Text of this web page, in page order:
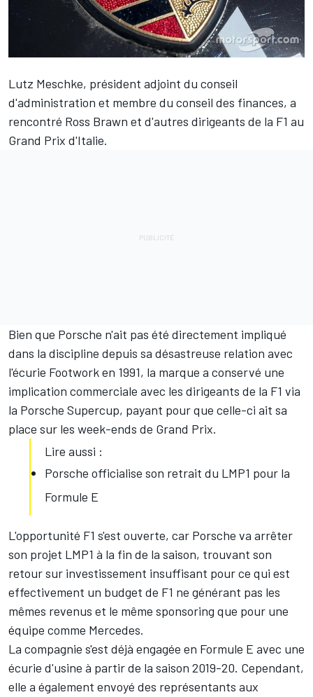
Lutz Meschke, président adjoint du conseil
d'administration et membre du conseil des finances, a
rencontré Ross Brawn et d'autres dirigeants de la F1 au
Grand Prix d'Italie.
Bien que Porsche n'ait pas été directement impliqué
dans la discipline depuis sa désastreuse relation avec
l'écurie Footwork en 1991, la marque a conservé une
implication commerciale avec les dirigeants de la F1 via
la Porsche Supercup, payant pour que celle-ci ait sa
place sur les week-ends de Grand Prix.
Lire aussi :
Porsche officialise son retrait du LMP1 pour la
Formule E
L'opportunité F1 s'est ouverte, car Porsche va arrêter
son projet LMP1 à la fin de la saison, trouvant son
retour sur investissement insuffisant pour ce qui est
effectivement un budget de F1 ne générant pas les
mêmes revenus et le même sponsoring que pour une
équipe comme Mercedes.
La compagnie s'est déjà engagée en Formule E avec une
écurie d'usine à partir de la saison 2019-20. Cependant,
elle a également envoyé des représentants aux